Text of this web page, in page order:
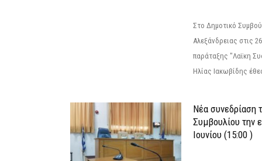
Στο Δημοτικό
Αλεξάνδρειας στις
παράταξης "Λαϊκη
Ηλίας Ιακωβίδης
Νέα συνεδρίαση
Συμβουλίου την
Ιουνίου (15:00 )